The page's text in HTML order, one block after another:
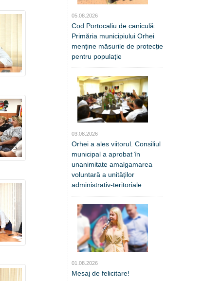
05.08.2026
Cod Portocaliu de caniculă:
Primăria municipiului Orhei
menține măsurile de protecție
pentru populație
03.08.2026
Orhei a ales viitorul. Consiliul
municipal a aprobat în
unanimitate amalgamarea
voluntară a unităților
administrativ-teritoriale
01.08.2026
Mesaj de felicitare!